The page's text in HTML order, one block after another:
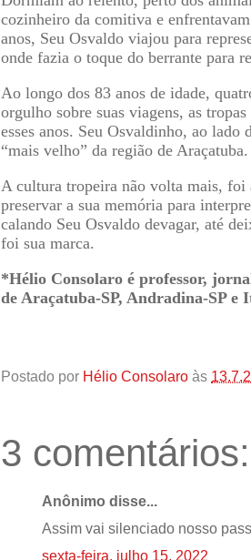
cozinheiro da comitiva e
anos, Seu Osvaldo viajou para
onde fazia o toque do berrante para
Ao longo dos 83 anos de idade,
orgulho sobre suas viagens, as
esses anos. Seu Osvaldinho, ao lado
“mais velho” da região de Araçatuba.
A cultura tropeira não volta mais, foi
preservar a sua memória para
calando Seu Osvaldo devagar, até
foi sua marca.
*Hélio Consolaro é professor,
de Araçatuba-SP, Andradina-SP e
Postado por Hélio Consolaro às
3 comentários:
Anônimo disse...
Assim vai silenciado nosso
sexta-feira, julho 15, 2022